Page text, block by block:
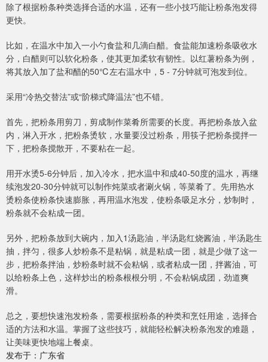
除了根据粉条种类选择合适的水温，还有一些小技巧能让粉条泡发得
更快。
比如，在温水中加入一小勺食盐和几滴白醋。食盐能加速粉条吸收水
分，白醋则可以软化粉条，使其更加柔软有韧性。以红薯粉条为例，
将其放入加了盐和醋的50℃左右温水中，5 - 7分钟就可泡发到位。
采用“冷热交替法”或“阶梯式降温法”也不错。
首先，把粉条用剪刀，剪成制作菜肴所需要的长度。再把粉条放入盆
内，淋入开水，把粉条烫软，水量要没过粉条，用筷子把粉条搅拌一
下，把粉条搅散开，不要粘在一起。
用开水烫5-6分钟后，加入冷水，把水温中和成40-50度的温水，再继
续泡发20-30分钟就可以制作炖菜或者涮火锅，等菜肴了。先用热水
烫粉条使粉条快速膨胀，再用温水泡发，使粉条吸足水分，炒制时，
粉条就不会粘成一团。
另外，把粉条放到大碗内，加入1汤匙油，半汤匙红烧酱油，半汤匙生
抽，拌匀，很多人炒粉条不是粘锅，就是粘成一团，就是少做了这一
步，把粉条拌油，炒粉条时就不会粘锅，或者粘成一团，拌酱油，可
以给粉条上色，这样炒出的粉条根根分明，不会粘锅成团，劲道爽
滑。
总之，要想快速泡发粉条，需要根据粉条的种类和烹饪用途，选择合
适的方法和水温。掌握了这些技巧，就能轻松解决粉条泡发的难题，
让美味更快地端上餐桌。
发布于：广东省